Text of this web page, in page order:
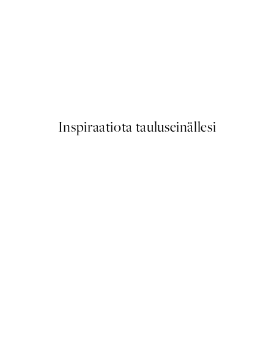
Inspiraatiota tauluseinällesi